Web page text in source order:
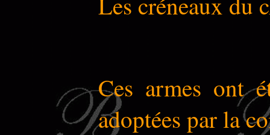
Ces armes ont
adoptées par la